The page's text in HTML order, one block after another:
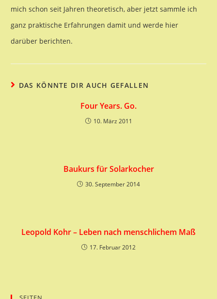
mich schon seit Jahren theoretisch, aber jetzt sammle ich
ganz praktische Erfahrungen damit und werde hier
darüber berichten.
DAS KÖNNTE DIR AUCH GEFALLEN
Four Years. Go.
10. März 2011
Baukurs für Solarkocher
30. September 2014
Leopold Kohr – Leben nach menschlichem Maß
17. Februar 2012